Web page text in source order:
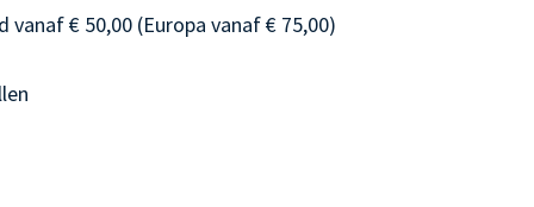
€ 50,00 (Europa vanaf € 75,00)